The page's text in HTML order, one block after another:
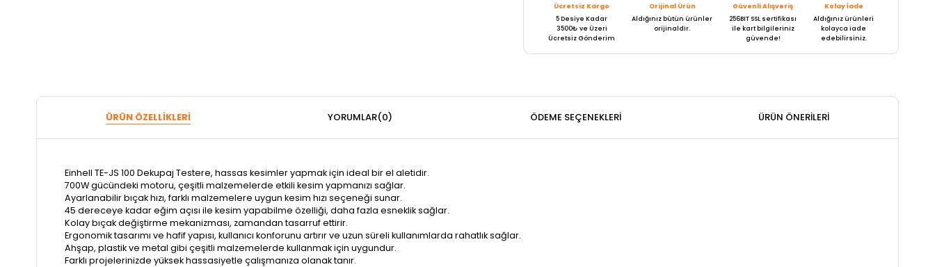
Ücretsiz Kargo
5 Desiye Kadar
3500₺ ve Üzeri
Ücretsiz Gönderim
Orijinal Ürün
Aldığınız bütün ürünler
orijinaldir.
Güvenli Alışveriş
256BIT SSL sertifikası
ile kart bilgileriniz
güvende!
Kolay İade
Aldığınız ürünleri
kolayca iade
edebilirsiniz.
ÜRÜN ÖZELLIKLERI YORUMLAR(0) ÖDEME SEÇENEKLERI ÜRÜN ÖNERILERI
Einhell TE-JS 100 Dekupaj Testere, hassas kesimler yapmak için ideal bir el aletidir.
700W gücündeki motoru, çeşitli malzemelerde etkili kesim yapmanızı sağlar.
Ayarlanabilir bıçak hızı, farklı malzemelere uygun kesim hızı seçeneği sunar.
45 dereceye kadar eğim açısı ile kesim yapabilme özelliği, daha fazla esneklik sağlar.
Kolay bıçak değiştirme mekanizması, zamandan tasarruf ettirir.
Ergonomik tasarımı ve hafif yapısı, kullanıcı konforunu artırır ve uzun süreli kullanımlarda rahatlık sağlar.
Ahşap, plastik ve metal gibi çeşitli malzemelerde kullanmak için uygundur.
Farklı projelerinizde yüksek hassasiyetle çalışmanıza olanak tanır.